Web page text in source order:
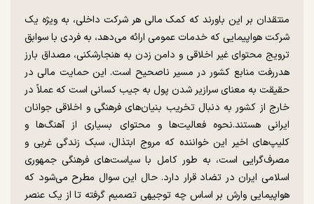
منتقدان بر این باورند که کمک مالی هر شرکت داخلی، به ویژه یک
شرکت هواپیمایی که خدمات عمومی ارائه می‌دهد، به فردی با سوابق
ترویج محتوای غیر اخلاقی و دامن زدن به هنجارشکنی، مصداق بارز
هدررفت منابع کشور در مسیر ناصحیح است. این حمایت مالی در
حقیقت به معنای سرازیر شدن پول به جیب کسانی است که عملاً در
خارج از کشور به دنبال تخریب بنیان‌های فرهنگی و اخلاقی جوانان
ایرانی هستند.نحوه فعالیت‌ها و محتوای بسیاری از آهنگ‌ها و
کلیپ‌های اخیر این خواننده که مروج ابتذال، سبک زندگی غربی و
مصرف‌گرایی است، به طور کامل با سیاست‌های فرهنگی جمهوری
اسلامی ایران در تضاد قرار دارد. حال این سوال مطرح می‌شود که
هواپیمایی وارش بر اساس چه توجیهی تصمیم گرفته تا از یک عنصر